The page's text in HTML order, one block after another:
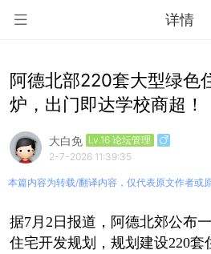
详情
阿德北部220套大型绿色
炉，出门即达学校商超！
大白免 Lv.16 论坛管理
2-7-2026 11:39:35
本篇内容为转载/翻译内容，仅代表原文作者或
据7月2日报道，阿德北郊公布
住宅开发规划，规划建设220